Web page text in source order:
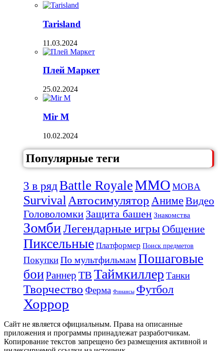
Tarisland
11.03.2024
Плей Маркет
25.02.2024
Mir M
10.02.2024
Популярные теги
3 в рядBattle RoyaleMMO MOBA
Survival АвтосимуляторАнимеВидео
Головоломки Защита башен Знакомства
ЗомбиЛегендарные игры Общение
Пиксельные Платформер Поиск предметов
ПокупкиПо мультфильмам Пошаговые
боиРаннер ТВ Таймкиллер Танки
Творчество Ферма Финансы Футбол
Хоррор
Сайт не является официальным. Права на описанные
приложения и программы принадлежат разработчикам.
Копирование текстов запрещено без размещения активной и